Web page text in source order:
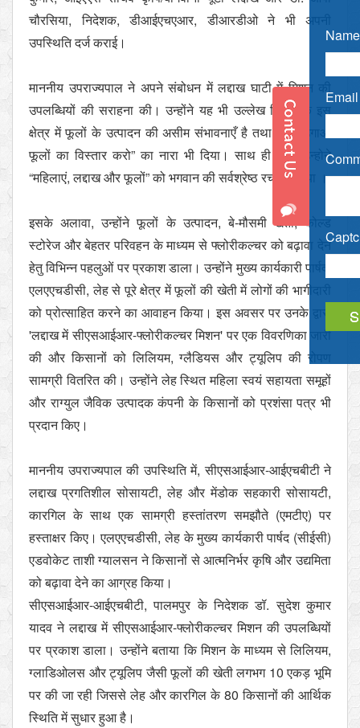
चौरसिया, निदेशक, डीआईएचएआर, डीआरडीओ ने भी अपनी
उपस्थिति दर्ज कराई।
माननीय उपराज्यपाल ने अपने संबोधन में लद्दाख घाटी में मिशन की
उपलब्धियों की सराहना की। उन्होंने यह भी उल्लेख किया कि इस
क्षेत्र में फूलों के उत्पादन की असीम संभावनाएँ है तथा “फूल उगाओ
फूलों का विस्तार करो” का नारा भी दिया। साथ ही साथ उन्होने
“महिलाएं, लद्दाख और फूलों” को भगवान की सर्वश्रेष्ठ रचना बताया ।
इसके अलावा, उन्होंने फूलों के उत्पादन, बे-मौसमी खेती, कोल्ड
स्टोरेज और बेहतर परिवहन के माध्यम से फ्लोरीकल्चर को बढ़ावा देने
हेतु विभिन्न पहलुओं पर प्रकाश डाला। उन्होंने मुख्य कार्यकारी पार्षद,
एलएएचडीसी, लेह से पूरे क्षेत्र में फूलों की खेती में लोगों की भागीदारी
को प्रोत्साहित करने का आवाहन किया। इस अवसर पर उनके द्वारा
'लद्दाख में सीएसआईआर-फ्लोरीकल्चर मिशन' पर एक विवरणिका जारी
की और किसानों को लिलियम, ग्लैडियस और ट्यूलिप की रोपण
सामग्री वितरित की। उन्होंने लेह स्थित महिला स्वयं सहायता समूहों
और राग्युल जैविक उत्पादक कंपनी के किसानों को प्रशंसा पत्र भी
प्रदान किए।
माननीय उपराज्यपाल की उपस्थिति में, सीएसआईआर-आईएचबीटी ने
लद्दाख प्रगतिशील सोसायटी, लेह और मेंडोक सहकारी सोसायटी,
कारगिल के साथ एक सामग्री हस्तांतरण समझौते (एमटीए) पर
हस्ताक्षर किए। एलएएचडीसी, लेह के मुख्य कार्यकारी पार्षद (सीईसी)
एडवोकेट ताशी ग्यालसन ने किसानों से आत्मनिर्भर कृषि और उद्यमिता
को बढ़ावा देने का आग्रह किया।
सीएसआईआर-आईएचबीटी, पालमपुर के निदेशक डॉ. सुदेश कुमार
यादव ने लद्दाख में सीएसआईआर-फ्लोरीकल्चर मिशन की उपलब्धियों
पर प्रकाश डाला। उन्होंने बताया कि मिशन के माध्यम से लिलियम,
ग्लाडिओलस और ट्यूलिप जैसी फूलों की खेती लगभग 10 एकड़ भूमि
पर की जा रही जिससे लेह और कारगिल के 80 किसानों की आर्थिक
स्थिति में सुधार हुआ है।